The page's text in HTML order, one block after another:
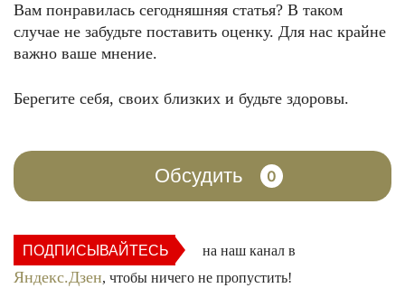
Вам понравилась сегодняшняя статья? В таком
случае не забудьте поставить оценку. Для нас крайне
важно ваше мнение.
Берегите себя, своих близких и будьте здоровы.
Обсудить 0
ПОДПИСЫВАЙТЕСЬ на наш канал в
Яндекс.Дзен, чтобы ничего не пропустить!